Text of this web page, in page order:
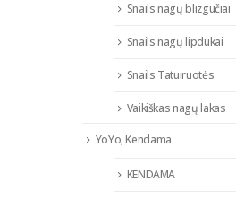
Snails nagų blizgučiai
Snails nagų lipdukai
Snails Tatuiruotės
Vaikiškas nagų lakas
YoYo, Kendama
KENDAMA